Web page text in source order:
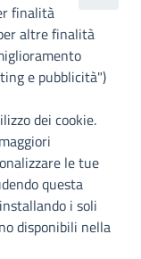
finalità
altre finalità
e pubblicità")
dei cookie.
le tue
questa
i soli
disponibili nella